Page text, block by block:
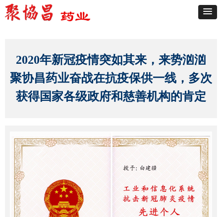
2020年新冠疫情突如其来，来势汹汹
聚协昌药业奋战在抗疫保供一线，多次
获得国家各级政府和慈善机构的肯定